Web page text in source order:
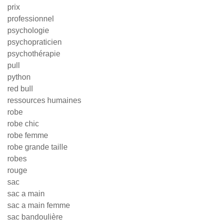
prix
professionnel
psychologie
psychopraticien
psychothérapie
pull
python
red bull
ressources humaines
robe
robe chic
robe femme
robe grande taille
robes
rouge
sac
sac a main
sac a main femme
sac bandoulière